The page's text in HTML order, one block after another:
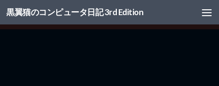
コンテンツへスキップ
黒翼猫のコンピュータ日記 3rd Edition